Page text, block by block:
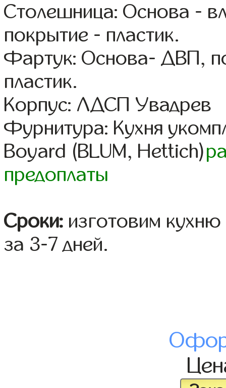
Столешница: Основа -
покрытие - пластик.
Фартук: Основа- ДВП,
пластик.
Корпус: ЛДСП Увадрев
Фурнитура: Кухня
Boyard (BLUM, Hettich)
предоплаты
Сроки: изготовим
за 3-7 дней.